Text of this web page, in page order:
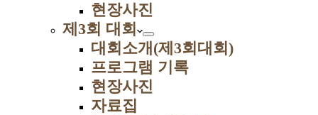
현장사진
제3회 대회
대회소개(제3회대회)
프로그램 기록
현장사진
자료집